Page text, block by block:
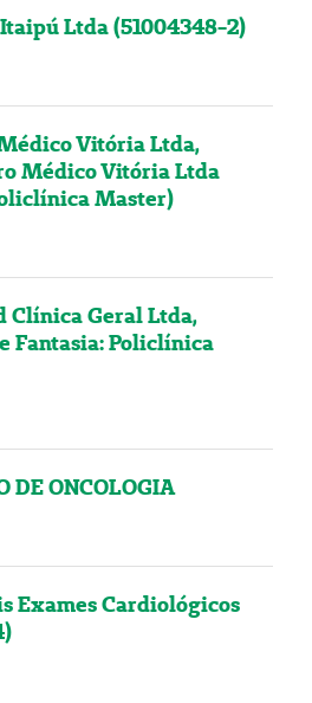
Ltda (51004348-2)
Vitória Ltda,
Médico Vitória Ltda
Master)
Clínica Geral Ltda,
Fantasia: Policlínica
DE ONCOLOGIA
Exames Cardiológicos